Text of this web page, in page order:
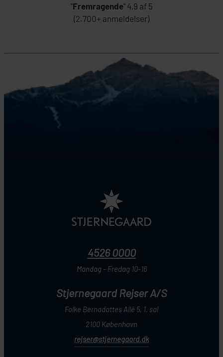
"Fremragende" 4,9 af 5
(2.700+ anmeldelser)
4526 0000
Mandag - Fredag 10-16
Stjernegaard Rejser A/S
Folke Bernadottes Allé 5, 1. sal
2100 København
rejser@stjernegaard.dk